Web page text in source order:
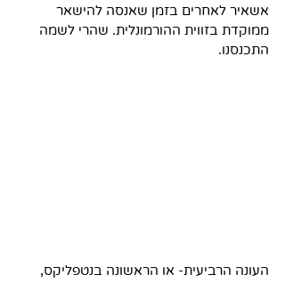
אשאיר לאחרים בזמן שאנסה להישאר
ממוקדת בזווית ההורמונלית. שהרי לשמה
התכנסנו.
העונה הרביעית- או הראשונה בנטפליקס,